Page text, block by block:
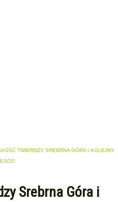
TWIERDZY SREBRNA GÓRA I KOLEJNY
Srebrna Góra i